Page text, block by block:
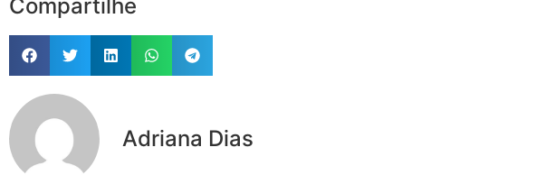
Compartilhe
Adriana Dias